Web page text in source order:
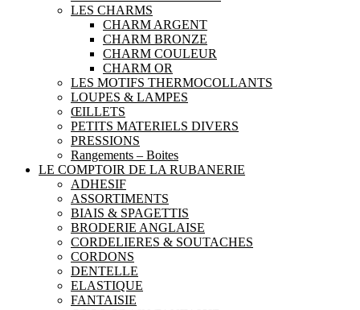
LES CHARMS
CHARM ARGENT
CHARM BRONZE
CHARM COULEUR
CHARM OR
LES MOTIFS THERMOCOLLANTS
LOUPES & LAMPES
ŒILLETS
PETITS MATERIELS DIVERS
PRESSIONS
Rangements – Boites
LE COMPTOIR DE LA RUBANERIE
ADHESIF
ASSORTIMENTS
BIAIS & SPAGETTIS
BRODERIE ANGLAISE
CORDELIERES & SOUTACHES
CORDONS
DENTELLE
ELASTIQUE
FANTAISIE